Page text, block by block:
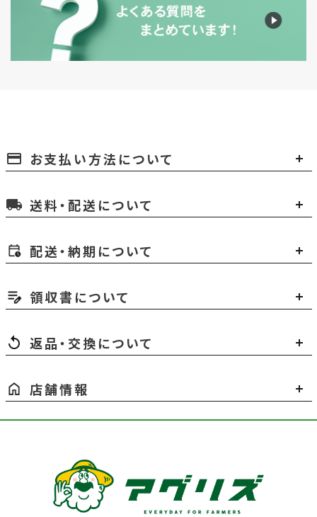
payment お支払い方法について
local_shipping 送料・配送について
配送・納期について
領収書について
返品・交換について
店舗情報